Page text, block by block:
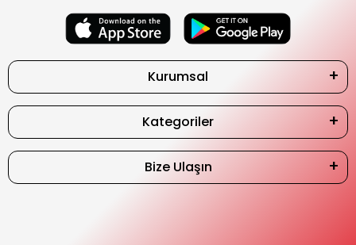
Kurumsal
Kategoriler
Bize Ulaşın